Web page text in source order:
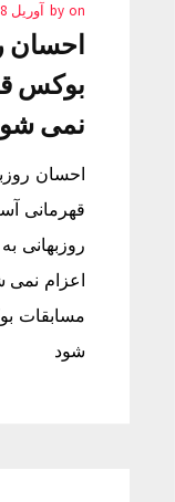
by on آوریل 8, 2017
احسان
بوکس
نمی
احسان
قهرمانی
روزبهانی
اعزام نمی
مسابقات
شود